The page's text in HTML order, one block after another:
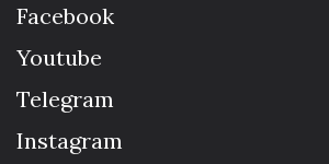
Facebook
Youtube
Telegram
Instagram